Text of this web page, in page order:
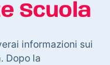
Scuola
informazioni sui
Dopo la